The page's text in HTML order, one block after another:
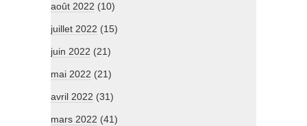
août 2022 (10)
juillet 2022 (15)
juin 2022 (21)
mai 2022 (21)
avril 2022 (31)
mars 2022 (41)